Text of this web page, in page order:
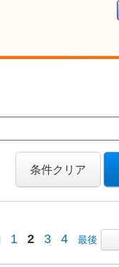
条件クリア
1 2 3 4 最後